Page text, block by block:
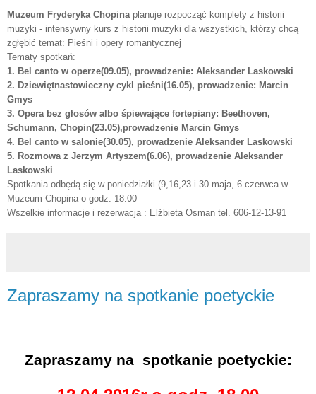
Muzeum Fryderyka Chopina planuje rozpocząć komplety z historii
muzyki - intensywny kurs z historii muzyki dla wszystkich, którzy chcą
zgłębić temat: Pieśni i opery romantycznej
Tematy spotkań:
1. Bel canto w operze(09.05), prowadzenie: Aleksander Laskowski
2. Dziewiętnastowieczny cykl pieśni(16.05), prowadzenie: Marcin
Gmys
3. Opera bez głosów albo śpiewające fortepiany: Beethoven,
Schumann, Chopin(23.05),prowadzenie Marcin Gmys
4. Bel canto w salonie(30.05), prowadzenie Aleksander Laskowski
5. Rozmowa z Jerzym Artyszem(6.06), prowadzenie Aleksander
Laskowski
Spotkania odbędą się w poniedziałki (9,16,23 i 30 maja, 6 czerwca w
Muzeum Chopina o godz. 18.00
Wszelkie informacje i rezerwacja : Elżbieta Osman tel. 606-12-13-91
Zapraszamy na spotkanie poetyckie
Zapraszamy na spotkanie poetyckie: